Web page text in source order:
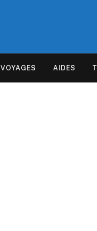
VOYAGES AIDES